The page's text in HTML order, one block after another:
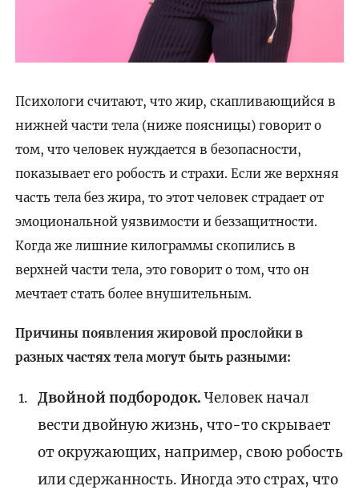
Психологи считают, что жир, скапливающийся в
нижней части тела (ниже поясницы) говорит о
том, что человек нуждается в безопасности,
показывает его робость и страхи. Если же верхняя
часть тела без жира, то этот человек страдает от
эмоциональной уязвимости и беззащитности.
Когда же лишние килограммы скопились в
верхней части тела, это говорит о том, что он
мечтает стать более внушительным.
Причины появления жировой прослойки в
разных частях тела могут быть разными:
Двойной подбородок. Человек начал
вести двойную жизнь, что-то скрывает
от окружающих, например, свою робость
или сдержанность. Иногда это страх, что